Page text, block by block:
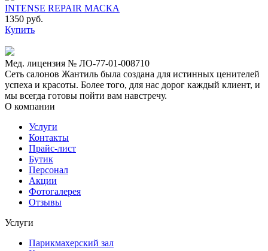
INTENSE REPAIR МАСКА
1350 руб.
Купить
Мед. лицензия № ЛО-77-01-008710
Сеть салонов Жантиль была создана для истинных ценителей
успеха и красоты. Более того, для нас дорог каждый клиент, и
мы всегда готовы пойти вам навстречу.
О компании
Услуги
Контакты
Прайс-лист
Бутик
Персонал
Акции
Фотогалерея
Отзывы
Услуги
Парикмахерский зал